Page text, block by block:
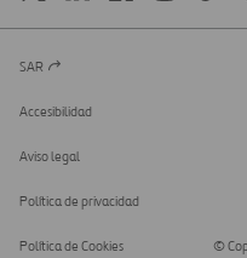
Abrir
una
nueva
SAR
Accesibilidad
Aviso legal
Política de privacidad
Política de Cookies ©